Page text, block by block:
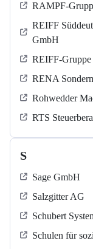
RAMPF-
REIFF
GmbH
REIFF-Gruppe
RENA
Rohwedder
RTS
S
Sage GmbH
Salzgitter AG
Schubert
Schulen für